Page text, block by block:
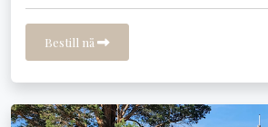
Bestill nå